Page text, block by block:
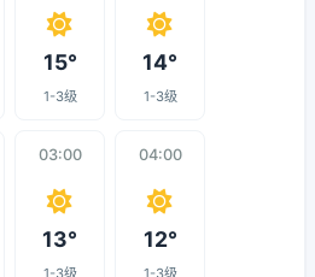
15°
1-3级
14°
1-3级
03:00
13°
1-3级
04:00
12°
1-3级